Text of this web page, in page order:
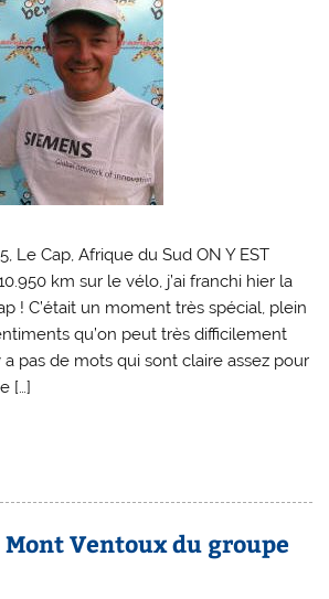
Le Cap, Afrique du Sud ON Y EST
km sur le vélo, j’ai franchi hier la
! C’était un moment très spécial, plein
qu’on peut très difficilement
a pas de mots qui sont claire assez pour
[…]
Ventoux du groupe